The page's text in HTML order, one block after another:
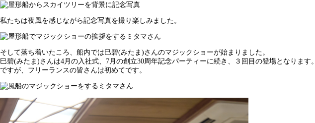
私たちは夜風を感じながら記念写真を撮り楽しみました。
そして落ち着いたころ、船内では巳碧(みたま)さんのマジックショーが始まりました。
巳碧(みたま)さんは4月の入社式、7月の創立30周年記念パーティーに続き、３回目の登場となります。
ですが、フリーランスの皆さんは初めてです。